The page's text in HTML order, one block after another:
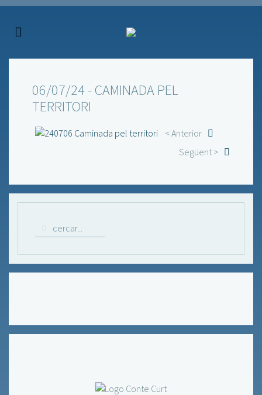
06/07/24 - CAMINADA PEL
TERRITORI
< Anterior
Següent >